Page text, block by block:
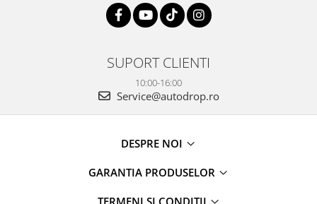
SUPORT CLIENTI
10:00-16:00
Service@autodrop.ro
DESPRE NOI
GARANTIA PRODUSELOR